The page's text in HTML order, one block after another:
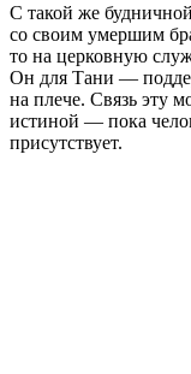
С такой же
со своим умершим
то на церковную
Он для Тани —
на плече. Связь эту
истиной — пока
присутствует.